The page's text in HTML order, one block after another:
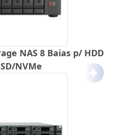
NAS 8 Baias p/ HDD
NVMe